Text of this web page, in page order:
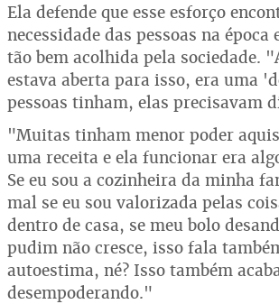
Ela defende que esse esforço
necessidade das pessoas na
tão bem acolhida pela sociedade.
estava aberta para isso, era uma
pessoas tinham, elas precisavam
"Muitas tinham menor poder
uma receita e ela funcionar era
Se eu sou a cozinheira da minha
mal se eu sou valorizada pelas
dentro de casa, se meu bolo
pudim não cresce, isso fala
autoestima, né? Isso também
desempoderando."